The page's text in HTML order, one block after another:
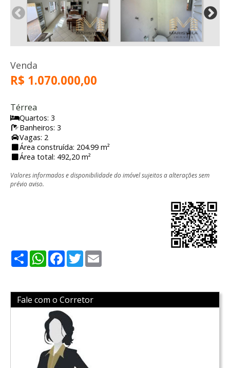
Venda
R$ 1.070.000,00
Térrea
Quartos: 3
Banheiros: 3
Vagas: 2
Área construída: 204.99 m²
Área total: 492,20 m²
Valores informados e disponibilidade do imóvel sujeitos a alterações sem
prévio aviso.
ShareWhatsApp
Facebook
Twitter
Fale com o Corretor